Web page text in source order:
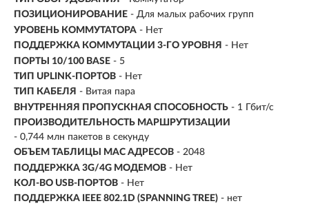
ПОЗИЦИОНИРОВАНИЕ - Для малых рабочих групп
УРОВЕНЬ КОММУТАТОРА - Нет
ПОДДЕРЖКА КОММУТАЦИИ 3-ГО УРОВНЯ - Нет
ПОРТЫ 10/100 BASE - 5
ТИП UPLINK-ПОРТОВ - Нет
ТИП КАБЕЛЯ - Витая пара
ВНУТРЕННЯЯ ПРОПУСКНАЯ СПОСОБНОСТЬ - 1 Гбит/с
ПРОИЗВОДИТЕЛЬНОСТЬ МАРШРУТИЗАЦИИ
- 0,744 млн пакетов в секунду
ОБЪЕМ ТАБЛИЦЫ MAC АДРЕСОВ - 2048
ПОДДЕРЖКА 3G/4G МОДЕМОВ - Нет
КОЛ-ВО USB-ПОРТОВ - Нет
ПОДДЕРЖКА IEEE 802.1D (SPANNING TREE) - нет